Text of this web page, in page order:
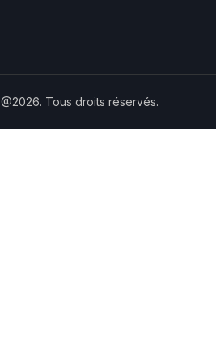
@2026. Tous droits réservés.